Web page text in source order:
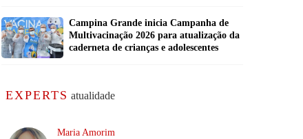
Campina Grande inicia Campanha de
Multivacinação 2026 para atualização da
caderneta de crianças e adolescentes
EXPERTS atualidade
Maria Amorim